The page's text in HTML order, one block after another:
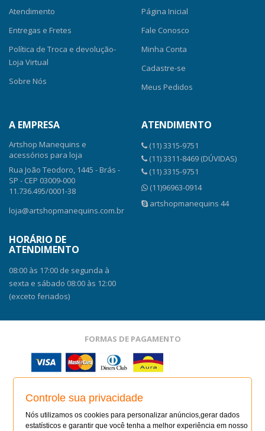
Atendimento
Entregas e Fretes
Política de Troca e devolução-
Loja Virtual
Sobre Nós
Página Inicial
Fale Conosco
Minha Conta
Cadastre-se
Meus Pedidos
A EMPRESA
Artshop Manequins e
acessórios para loja
Rua João Teodoro, 1445 - Brás -
SP - CEP 03009-000
11.736.495/0001-38
loja@artshopmanequins.com.br
HORÁRIO DE
ATENDIMENTO
08:00 às 17:00 de segunda à
sexta e sábado 08:00 às 12:00
(exceto feriados)
ATENDIMENTO
(11) 3315-9751
(11) 3311-8469 (DÚVIDAS)
(11) 3315-9751
(11)96963-0914
artshopmanequins 44
FORMAS DE PAGAMENTO
SITE SEGURO
SITE SEGURO
AUDITADO 08/08/26
Controle sua privacidade
Nós utilizamos os cookies para personalizar anúncios,gerar dados
estatísticos e garantir que você tenha a melhor experiência em nosso